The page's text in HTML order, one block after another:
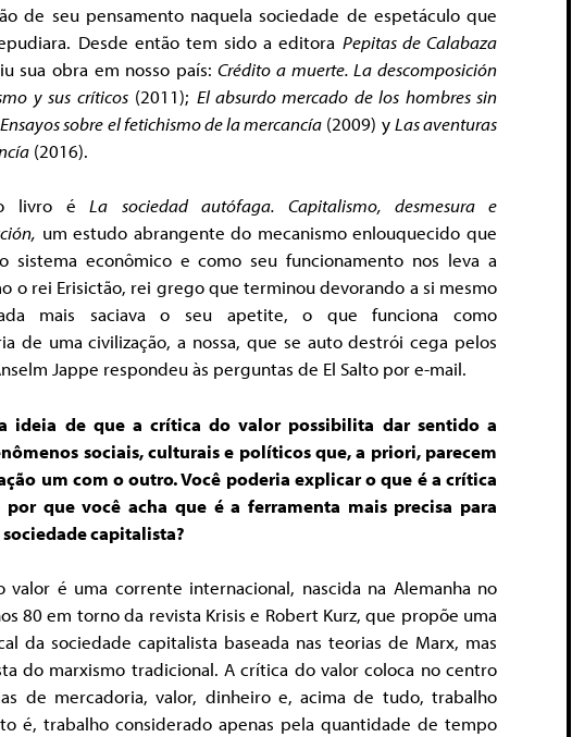
de seu pensamento naquela sociedade de espetáculo que
Desde então tem sido a editora Pepitas de Calabaza
sua obra em nosso país:Crédito a muerte. La descomposición
y sus críticos(2011); El absurdo mercado de los hombres sin
sobre el fetichismo de la mercancía (2009) yLas aventuras
(2016).
livro é La sociedad autófaga. Capitalismo, desmesura e
um estudo abrangente do mecanismo enlouquecido que
sistema econômico e como seu funcionamento nos leva a
o rei Erisictão, rei grego que terminou devorando a si mesmo
mais saciava o seu apetite, o que funciona como
de uma civilização, a nossa, que se auto destrói cega pelos
Jappe respondeu às perguntas de El Salto por e-mail.
ideia de que a crítica do valor possibilita dar sentido a
sociais, culturais e políticos que, a priori, parecem
um com o outro. Você poderia explicar o que é a crítica
que você acha que é a ferramenta mais precisa para
capitalista?
valor é uma corrente internacional, nascida na Alemanha no
80 em torno da revista Krisis e Robert Kurz, que propõe uma
da sociedade capitalista baseada nas teorias de Marx, mas
do marxismo tradicional. A crítica do valor coloca no centro
de mercadoria, valor, dinheiro e, acima de tudo, trabalho
é, trabalho considerado apenas pela quantidade de tempo